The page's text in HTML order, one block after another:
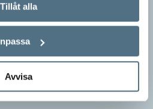
Tillåt alla
Avvisa
orden betyder? (Kviss